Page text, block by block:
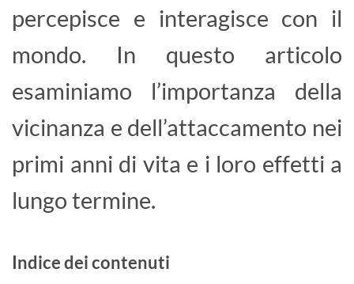
percepisce e interagisce con il
mondo. In questo articolo
esaminiamo l’importanza della
vicinanza e dell’attaccamento nei
primi anni di vita e i loro effetti a
lungo termine.
Indice dei contenuti